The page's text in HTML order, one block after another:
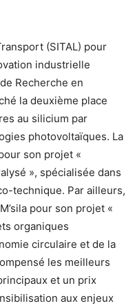
(SITAL) pour
industrielle
Recherche en
la deuxième place
au silicium par
photovoltaïques. La
son projet «
», spécialisée dans
technique. Par ailleurs,
pour son projet «
organiques
circulaire et de la
les meilleurs
et un prix
aux enjeux